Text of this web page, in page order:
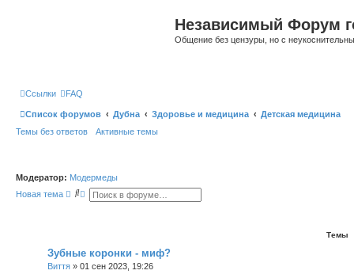
Независимый Форум
Общение без цензуры, но с
Ссылки FAQ
Список форумов Дубна Здоровье и медицина Детская медицина
Темы без ответов Активные темы
Модератор: Модермеды
Новая тема
П Р
н
н
Темы
Зубные коронки - миф?
Виття » 01 сен 2023, 19:26